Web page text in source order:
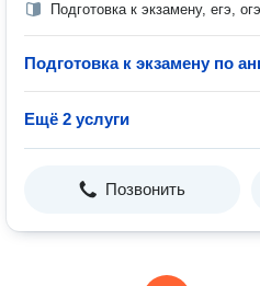
Подготовка к экзамену, егэ, огэ
Подготовка к экзамену по
Ещё 2 услуги
Позвонить